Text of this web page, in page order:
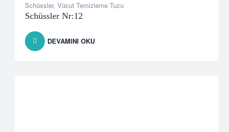
Schüssler, Vücut Temizleme Tuzu
Schüssler Nr:12
DEVAMINI OKU